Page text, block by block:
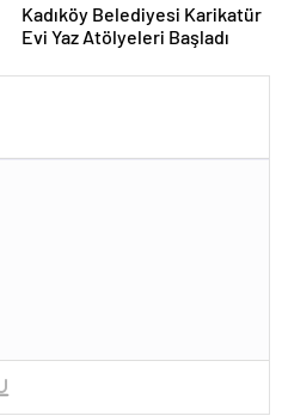
Kadıköy Belediyesi Karikatür
Evi Yaz Atölyeleri Başladı